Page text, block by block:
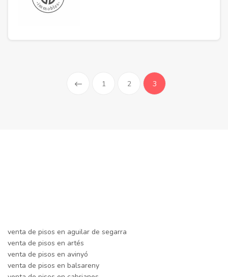
1 2 3(current)
venta de pisos en aguilar de segarra
venta de pisos en artés
venta de pisos en avinyó
venta de pisos en balsareny